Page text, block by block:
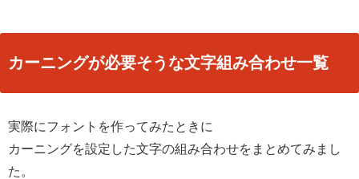
カーニングが必要そうな文字組み合わせ一覧
実際にフォントを作ってみたときに
カーニングを設定した文字の組み合わせをまとめてみまし
た。